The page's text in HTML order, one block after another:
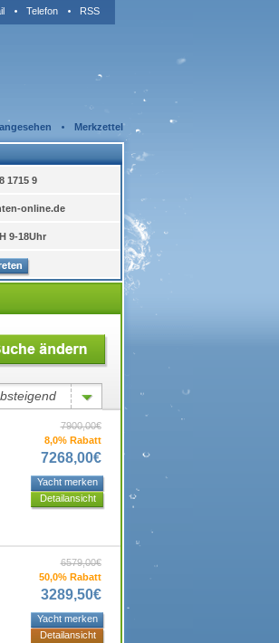
Merkzettel
1715 9
online.de
9-18Uhr
7900,00€
8,0% Rabatt
7268,00€
Yacht merken
Detailansicht
6579,00€
50,0% Rabatt
3289,50€
Yacht merken
Detailansicht
Telefon RSS